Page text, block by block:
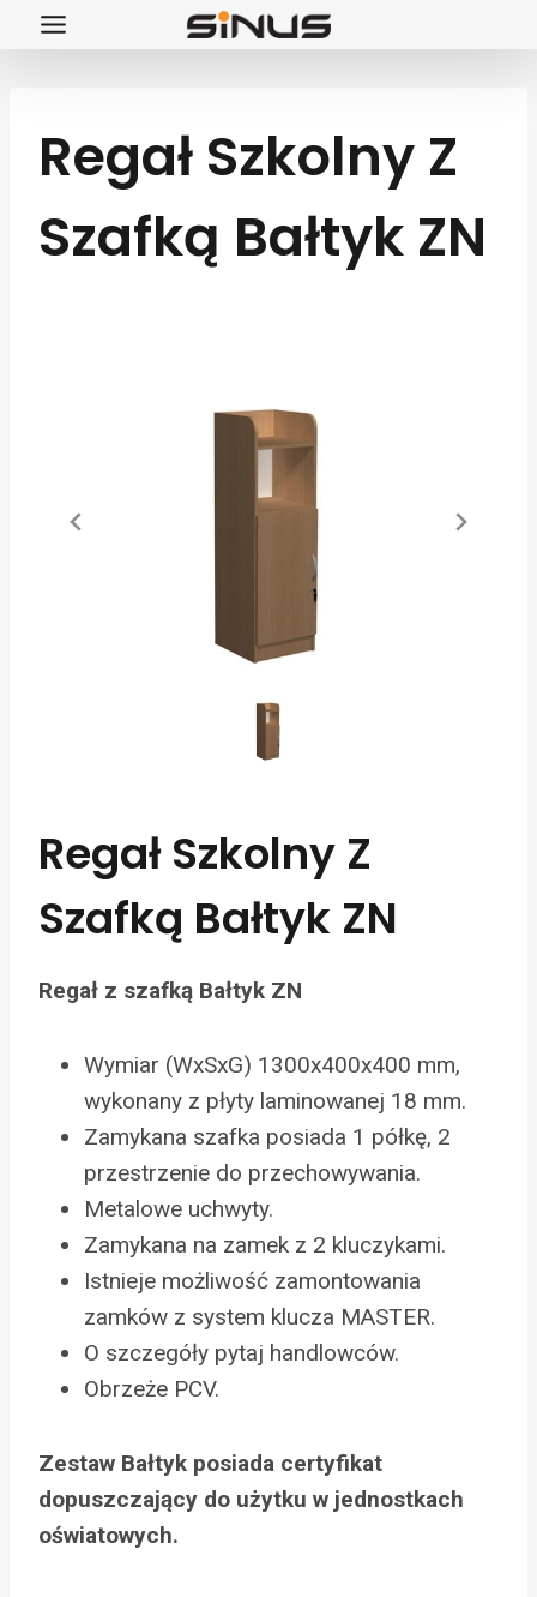
Przejdź
Regał Szkolny Z
Szafką Bałtyk ZN
Regał Szkolny Z
Szafką Bałtyk ZN
Regał z szafką Bałtyk ZN
Wymiar (WxSxG) 1300x400x400 mm,
wykonany z płyty laminowanej 18 mm.
Zamykana szafka posiada 1 półkę, 2
przestrzenie do przechowywania.
Metalowe uchwyty.
Zamykana na zamek z 2 kluczykami.
Istnieje możliwość zamontowania
zamków z system klucza MASTER.
O szczegóły pytaj handlowców.
Obrzeże PCV.
Zestaw Bałtyk posiada certyfikat
dopuszczający do użytku w jednostkach
oświatowych.